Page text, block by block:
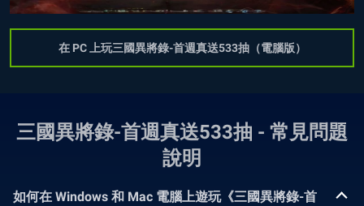
在 PC 上玩三國異將錄-首週真送533抽（電腦版）
三國異將錄-首週真送533抽 - 常見問題
說明
如何在 Windows 和 Mac 電腦上遊玩《三國異將錄-首